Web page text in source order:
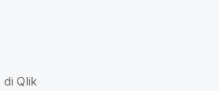
di Qlik